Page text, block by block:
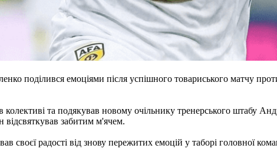
поділився емоціями після успішного товариського матчу
та подякував новому очільнику тренерського штабу
відсвяткував забитим м'ячем.
своєї радості від знову пережитих емоцій у таборі головної